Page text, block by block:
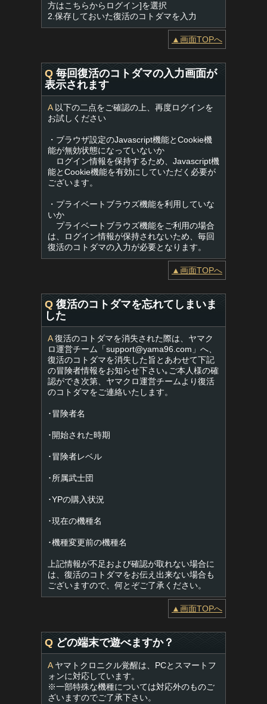
方はこちらからログイン]を選択
2.保存しておいた復活のコトダマを入力
▲画面TOPへ
Q 毎回復活のコトダマの入力画面が
表示されます
A以下の二点をご確認の上、再度ログインを
お試しください
・ブラウザ設定のJavascript機能とCookie機
能が無効状態になっていないか
ログイン情報を保持するため、Javascript機
能とCookie機能を有効にしていただく必要が
ございます。
・プライベートブラウズ機能を利用していな
いか
プライベートブラウズ機能をご利用の場合
は、ログイン情報が保持されないため、毎回
復活のコトダマの入力が必要となります。
▲画面TOPへ
Q 復活のコトダマを忘れてしまいま
した
A復活のコトダマを消失された際は、ヤマク
ロ運営チーム「support@yama96.com 」へ、
復活のコトダマを消失した旨とあわせて下記
の冒険者情報をお知らせ下さい｡ご本人様の確
認ができ次第、ヤマクロ運営チームより復活
のコトダマをご連絡いたします。
･冒険者名
･開始された時期
･冒険者レベル
･所属武士団
･YPの購入状況
･現在の機種名
･機種変更前の機種名
上記情報が不足および確認が取れない場合に
は、復活のコトダマをお伝え出来ない場合も
ございますので、何とぞご了承ください。
▲画面TOPへ
Q どの端末で遊べますか？
Aヤマトクロニクル覚醒は、PCとスマートフ
ォンに対応しています。
※一部特殊な機種については対応外のものご
ざいますのでご了承下さい。